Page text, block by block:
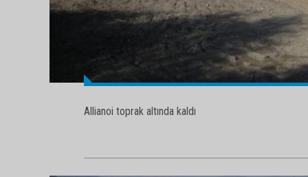
Allianoi toprak altında kaldı